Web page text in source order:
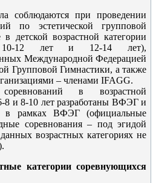
соблюдаются при проведении
по эстетической групповой
в детской возрастной категории
10-12 лет и 12-14 лет),
Международной Федерацией
Групповой Гимнастики, а также
– членами IFAGG.
в возрастной
8 и 8-10 лет разработаны ВФЭГ и
в рамках ВФЭГ (официальные
соревнования – под эгидой
возрастных категориях не
категории соревнующихся